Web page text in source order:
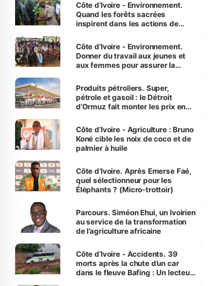
Côte d’Ivoire - Environnement.
Quand les forêts sacrées
inspirent dans les actions de
Côte d’Ivoire - Environnement.
Donner du travail aux jeunes et
aux femmes pour assurer la
menacées
Produits pétroliers. Super,
pétrole et gasoil : le Détroit
d’Ormuz fait monter les prix en
Côte d’Ivoire - Agriculture : Bruno
Koné cible les noix de coco et de
palmier à huile
Côte d’Ivoire. Après Emerse Faé,
quel sélectionneur pour les
Éléphants ? (Micro-trottoir)
Parcours. Siméon Ehui, un Ivoirien
au service de la transformation
de l’agriculture africaine
Côte d’Ivoire - Accidents. 39
morts après la chute d’un car
dans le fleuve Bafing : Un lecteur